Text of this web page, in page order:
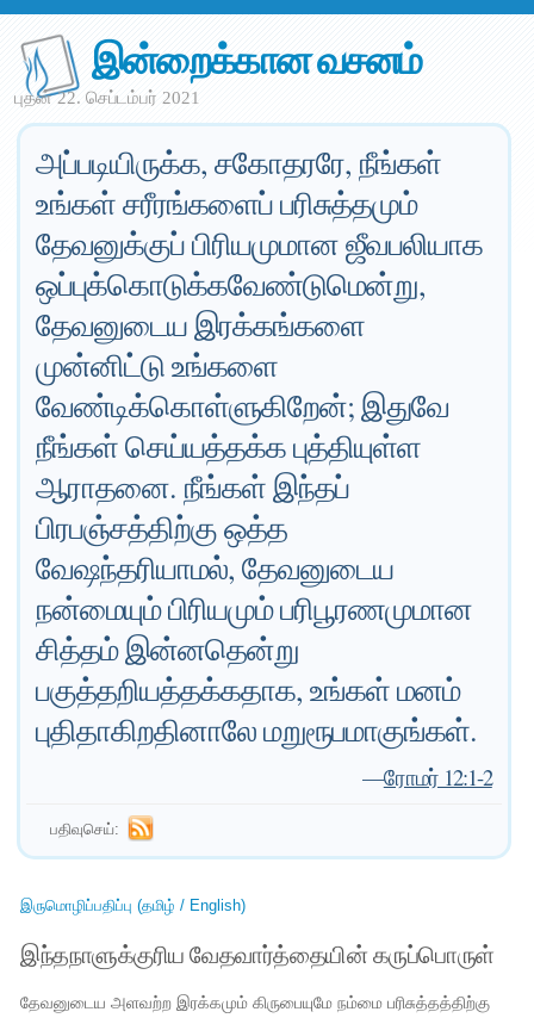
இன்றைக்கான வசனம்
புதன் 22. செப்டம்பர் 2021
அப்படியிருக்க, சகோதரரே, நீங்கள்
உங்கள் சரீரங்களைப் பரிசுத்தமும்
தேவனுக்குப் பிரியமுமான ஜீவபலியாக
ஒப்புக்கொடுக்கவேண்டுமென்று,
தேவனுடைய இரக்கங்களை
முன்னிட்டு உங்களை
வேண்டிக்கொள்ளுகிறேன்; இதுவே
நீங்கள் செய்யத்தக்க புத்தியுள்ள
ஆராதனை. நீங்கள் இந்தப்
பிரபஞ்சத்திற்கு ஒத்த
வேஷந்தரியாமல், தேவனுடைய
நன்மையும் பிரியமும் பரிபூரணமுமான
சித்தம் இன்னதென்று
பகுத்தறியத்தக்கதாக, உங்கள் மனம்
புதிதாகிறதினாலே மறுரூபமாகுங்கள்.
—ரோமர் 12:1-2
பதிவுசெய்:
இருமொழிப்பதிப்பு (தமிழ் / English)
இந்தநாளுக்குரிய வேதவார்த்தையின் கருப்பொருள்
தேவனுடைய அளவற்ற இரக்கமும் கிருபையுமே நம்மை பரிசுத்தத்திற்கு